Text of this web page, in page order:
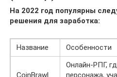
На 2022 год популярны
решения для заработка:
Название Особенности
CoinBrawl
Онлайн-РПГ,
персонажа,